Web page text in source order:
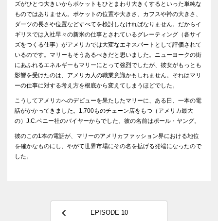
ズがひとつ大きいからポケットもひとまわり大きくするといった単純な
ものではありません。ポケットの位置や大きさ、カフスや衿の大きさ、
ダーツの長さや位置などすべてを検討しなければなりません。だからイ
ギリスでは入社早々の新米の仕事とされているグレーティング（各サイ
ズをつくる仕事）がアメリカでは大変なエキスパートとして評価されて
いるのです。マリーもそうあるべきだと思いました。ニューヨークの街
にあふれるエネルギーもマリーにとって強烈でしたが、彼女がもっとも
影響を受けたのは、アメリカ人の職業意識かもしれません。それはマリ
ーの仕事に対する考え方を根底から変えてしまうほどでした。
こうしてアメリカへのデビューを果たしたマリーに、ある日、一本の電
話がかかってきました。1,700ものチェーン店をもつ（アメリカ最大
の）J.C.ペニー社のバイヤーからでした。彼の名前はポール・ヤング。
彼のこの1本の電話が、マリーのアメリカファッション界における地位
を確かなものにし、やがて世界市場にその名を拡げる発端になったので
した。
EPISODE 10